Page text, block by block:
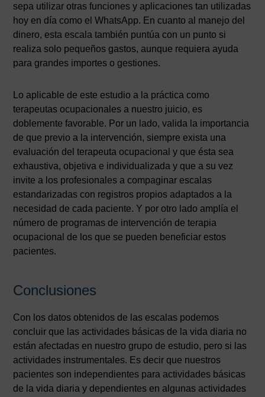
sepa utilizar otras funciones y aplicaciones tan utilizadas
hoy en día como el WhatsApp. En cuanto al manejo del
dinero, esta escala también puntúa con un punto si
realiza solo pequeños gastos, aunque requiera ayuda
para grandes importes o gestiones.
Lo aplicable de este estudio a la práctica como
terapeutas ocupacionales a nuestro juicio, es
doblemente favorable. Por un lado, valida la importancia
de que previo a la intervención, siempre exista una
evaluación del terapeuta ocupacional y que ésta sea
exhaustiva, objetiva e individualizada y que a su vez
invite a los profesionales a compaginar escalas
estandarizadas con registros propios adaptados a la
necesidad de cada paciente. Y por otro lado amplía el
número de programas de intervención de terapia
ocupacional de los que se pueden beneficiar estos
pacientes.
Conclusiones
Con los datos obtenidos de las escalas podemos
concluir que las actividades básicas de la vida diaria no
están afectadas en nuestro grupo de estudio, pero si las
actividades instrumentales. Es decir que nuestros
pacientes son independientes para actividades básicas
de la vida diaria y dependientes en algunas actividades